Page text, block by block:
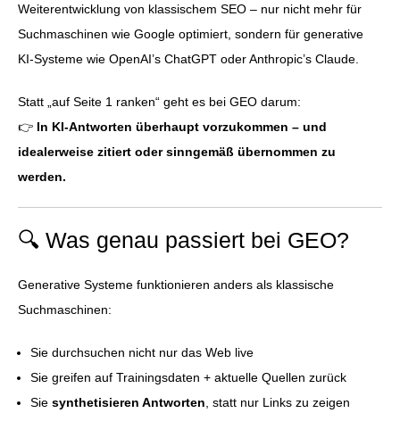
Weiterentwicklung von klassischem SEO – nur nicht mehr für
Suchmaschinen wie Google optimiert, sondern für generative
KI-Systeme wie OpenAI’s ChatGPT oder Anthropic’s Claude.
Statt „auf Seite 1 ranken“ geht es bei GEO darum:
👉 In KI-Antworten überhaupt vorzukommen – und
idealerweise zitiert oder sinngemäß übernommen zu
werden.
🔍 Was genau passiert bei GEO?
Generative Systeme funktionieren anders als klassische
Suchmaschinen:
Sie durchsuchen nicht nur das Web live
Sie greifen auf Trainingsdaten + aktuelle Quellen zurück
Sie synthetisieren Antworten , statt nur Links zu zeigen